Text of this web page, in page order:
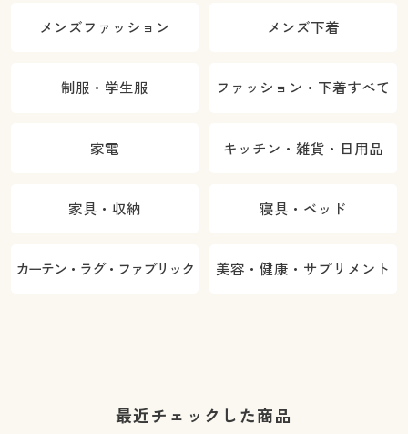
メンズファッション メンズ下着
制服・学生服 ファッション・下着すべて
家電 キッチン・雑貨・日用品
家具・収納 寝具・ベッド
カーテン・ラグ・ファブリック 美容・健康・サプリメント
最近チェックした商品